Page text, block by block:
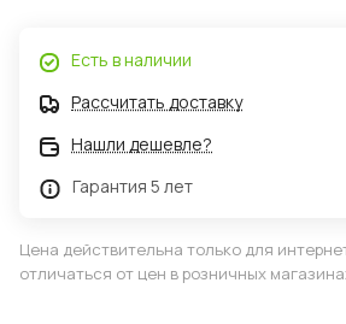
Есть в наличии
Рассчитать доставку
Нашли дешевле?
Гарантия 5 лет
Цена действительна только для
отличаться от цен в розничных